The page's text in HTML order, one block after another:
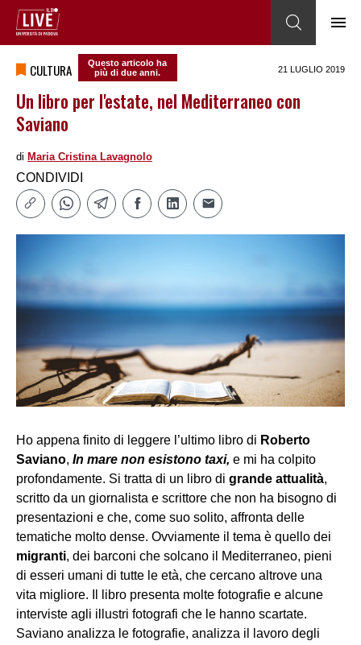
CULTURA
Questo articolo ha
più di due anni.
21 LUGLIO 2019
Un libro per l'estate, nel Mediterraneo con
Saviano
di Maria Cristina Lavagnolo
CONDIVIDI
Ho appena finito di leggere l’ultimo libro di Roberto
Saviano, In mare non esistono taxi, e mi ha colpito
profondamente. Si tratta di un libro di grande attualità,
scritto da un giornalista e scrittore che non ha bisogno di
presentazioni e che, come suo solito, affronta delle
tematiche molto dense. Ovviamente il tema è quello dei
migranti, dei barconi che solcano il Mediterraneo, pieni
di esseri umani di tutte le età, che cercano altrove una
vita migliore. Il libro presenta molte fotografie e alcune
interviste agli illustri fotografi che le hanno scartate.
Saviano analizza le fotografie, analizza il lavoro degli